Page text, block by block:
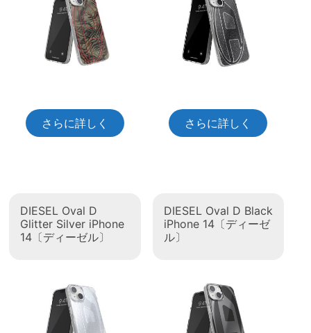
さらに詳しく さらに詳しく
DIESEL Oval D
Glitter Silver iPhone
14〔ディーゼル〕
DIESEL Oval D Black
iPhone 14〔ディーゼ
ル〕